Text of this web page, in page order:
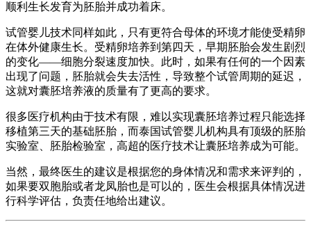
顺利生长发育为胚胎并成功着床。
试管婴儿技术同样如此，只有更符合母体的环境才能使受精卵
在体外健康生长。受精卵培养到第四天，早期胚胎会发生剧烈
的变化——细胞分裂速度加快。此时，如果有任何的一个因素
出现了问题，胚胎就会失去活性，导致整个试管周期的延迟，
这就对囊胚培养液的质量有了更高的要求。
很多医疗机构由于技术有限，难以实现囊胚培养过程只能选择
移植第三天的基础胚胎，而泰国试管婴儿机构具有顶级的胚胎
实验室、胚胎检验室，高超的医疗技术让囊胚培养成为可能。
当然，最终医生的建议是根据您的身体情况和需求来评判的，
如果要双胞胎或者龙凤胎也是可以的，医生会根据具体情况进
行科学评估，负责任地给出建议。